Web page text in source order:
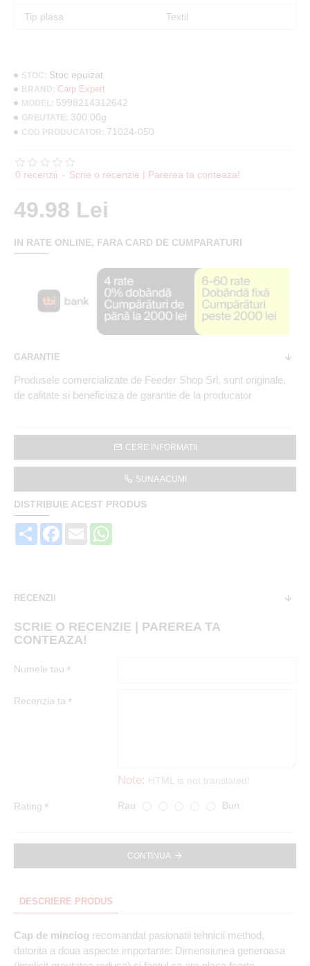
Tip plasa Textil
STOC: Stoc epuizat
BRAND: Carp Expert
MODEL: 5998214312642
GREUTATE: 300.00g
COD PRODUCATOR: 71024-050
0 recenzii - Scrie o recenzie | Parerea ta conteaza!
49.98 Lei
CERE INFORMATII
SUNA ACUM!
DISTRIBUIE ACEST PRODUS
Share Facebook
Email
IN RATE ONLINE, FARA CARD DE CUMPARATURI
GARANTIE
Produsele comercializate de Feeder Shop Srl, sunt originale,
de calitate si beneficiaza de garantie de la producator
RECENZII
SCRIE O RECENZIE | PAREREA TA
CONTEAZA!
Numele tau
Recenzia ta
Note: HTML is not translated!
Rating Rau Bun
CONTINUA
DESCRIERE PRODUS
Cap de minciog recomandat pasionatii tehnicii method,
datorita a doua aspecte importante: Dimensiunea generoasa